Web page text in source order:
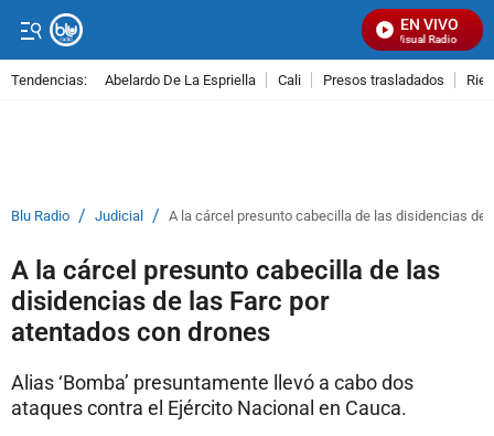
EN VIVO
Señal Visual Radio
Tendencias: Abelardo De La Espriella Cali Presos trasladados
Blu Radio / Judicial / A la cárcel presunto cabecilla de las disidencias de
A la cárcel presunto cabecilla de las
disidencias de las Farc por
atentados con drones
Alias ‘Bomba’ presuntamente llevó a cabo dos
ataques contra el Ejército Nacional en Cauca.